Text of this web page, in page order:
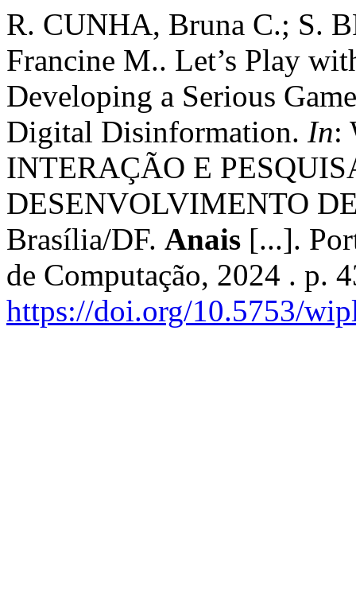
R. CUNHA, Bruna C.; S.
Francine M.. Let’s Play
Developing a Serious
Digital Disinformation. In:
INTERAÇÃO E
DESENVOLVIMENTO
Brasília/DF. Anais [...].
de Computação, 2024 . p.
https://doi.org/10.5753/